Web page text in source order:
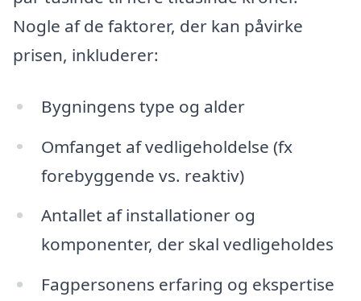
Nogle af de faktorer, der kan påvirke
prisen, inkluderer:
Bygningens type og alder
Omfanget af vedligeholdelse (fx
forebyggende vs. reaktiv)
Antallet af installationer og
komponenter, der skal vedligeholdes
Fagpersonens erfaring og ekspertise